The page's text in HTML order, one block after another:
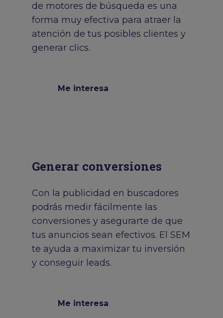
de motores de búsqueda es una
forma muy efectiva para atraer la
atención de tus posibles clientes y
generar clics.
Me interesa
Generar conversiones
Con la publicidad en buscadores
podrás medir fácilmente las
conversiones y asegurarte de que
tus anuncios sean efectivos. El SEM
te ayuda a maximizar tu inversión
y conseguir leads.
Me interesa